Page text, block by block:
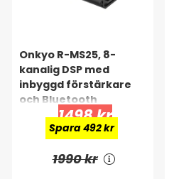
Onkyo R-MS25, 8-
kanalig DSP med
inbyggd förstärkare
och Bluetooth
1498 kr
Spara 492 kr
1990 kr